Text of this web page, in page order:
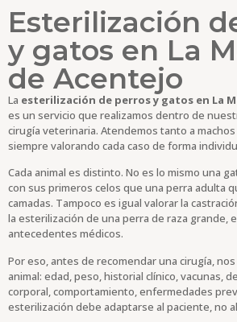
Esterilización
y gatos en La
de Acentejo
La esterilización de perros y gatos en La
es un servicio que realizamos dentro de
cirugía veterinaria. Atendemos tanto a
siempre valorando cada caso de forma
Cada animal es distinto. No es lo mismo una
con sus primeros celos que una perra adulta
camadas. Tampoco es igual valorar la
la esterilización de una perra de raza grande,
antecedentes médicos.
Por eso, antes de recomendar una cirugía,
animal: edad, peso, historial clínico, vacunas,
corporal, comportamiento, enfermedades
esterilización debe adaptarse al paciente, no